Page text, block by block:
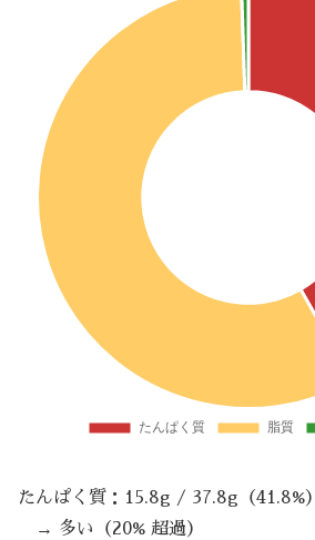
たんぱく質：15.8g / 37.8g（41.8%）
→ 多い（20% 超過）